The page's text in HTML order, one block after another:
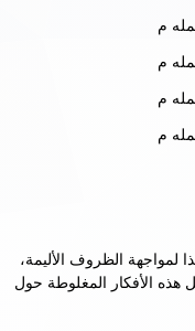
م
م
م
م
لمواجهة الظروف الأليمة،
هذه الأفكار المغلوطة حول